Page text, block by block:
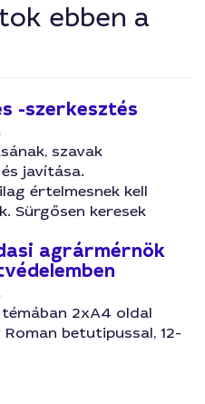
ebben a
-szerkesztés
szavak
javítása.
értelmesnek kell
Sürgősen keresek
agrármérnök
2xA4 oldal
betutipussal, 12-